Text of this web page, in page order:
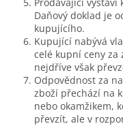
Daňový doklad je
kupujícího.
Kupující nabývá
celé kupní ceny za
nejdříve však
Odpovědnost za
zboží přechází na
nebo okamžikem,
převzít, ale v